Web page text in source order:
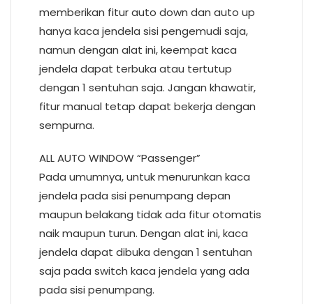
memberikan fitur auto down dan auto up
hanya kaca jendela sisi pengemudi saja,
namun dengan alat ini, keempat kaca
jendela dapat terbuka atau tertutup
dengan 1 sentuhan saja. Jangan khawatir,
fitur manual tetap dapat bekerja dengan
sempurna.
ALL AUTO WINDOW “Passenger”
Pada umumnya, untuk menurunkan kaca
jendela pada sisi penumpang depan
maupun belakang tidak ada fitur otomatis
naik maupun turun. Dengan alat ini, kaca
jendela dapat dibuka dengan 1 sentuhan
saja pada switch kaca jendela yang ada
pada sisi penumpang.